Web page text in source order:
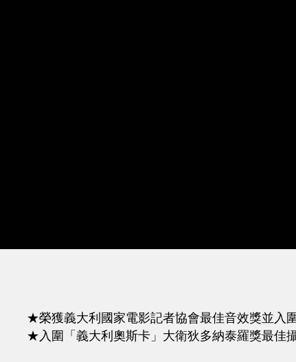
★榮獲義大利國家電影記者協會最佳音效獎並入
★入圍「義大利奧斯卡」大衛狄多納泰羅獎最佳